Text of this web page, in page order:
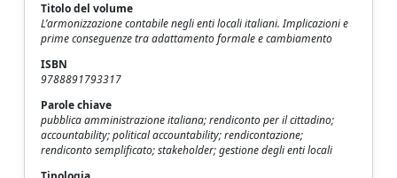
Titolo del volume
L’armonizzazione contabile negli enti locali italiani. Implicazioni e
prime conseguenze tra adattamento formale e cambiamento
ISBN
9788891793317
Parole chiave
pubblica amministrazione italiana; rendiconto per il cittadino;
accountability; political accountability; rendicontazione;
rendiconto semplificato; stakeholder; gestione degli enti locali